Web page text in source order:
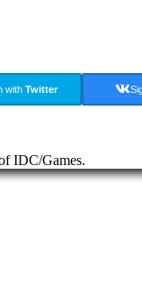
with Twitter
IDC/Games.